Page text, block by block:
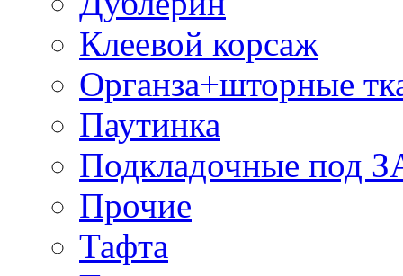
Клеевой корсаж
Органза+шторные
Паутинка
Подкладочные под
Прочие
Тафта